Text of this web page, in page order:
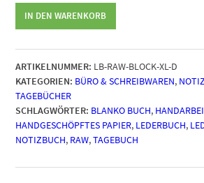
XL
Block
RAW
-
Maroon
Menge
IN DEN WARENKORB
ARTIKELNUMMER: LB-RAW-BLOCK-XL-D
KATEGORIEN: BÜRO & SCHREIBWAREN,
TAGEBÜCHER
SCHLAGWÖRTER: BLANKO BUCH,
HANDGESCHÖPFTES PAPIER, LEDERBUCH,
NOTIZBUCH, RAW,TAGEBUCH